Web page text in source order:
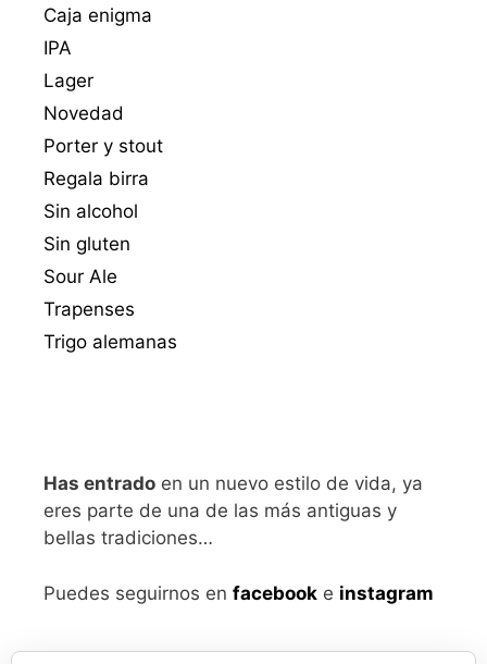
Caja enigma
IPA
Lager
Novedad
Porter y stout
Regala birra
Sin alcohol
Sin gluten
Sour Ale
Trapenses
Trigo alemanas
Has entrado en un nuevo estilo de vida, ya
eres parte de una de las más antiguas y
bellas tradiciones…
Puedes seguirnos en facebook e instagram